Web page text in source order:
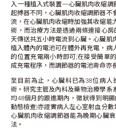
入一種植入式裝置─心臟肌肉收縮調
起搏器不同，心臟肌肉收縮調節器不
流，在心臟肌肉收縮時加強其收縮能
術，而治療方法是透過兩條連接心
天傳送共五小時電流到心臟。心臟肌
植入體內的電池可在體外再充電，病
的位置充電兩小時即可;在接受簡單
成充電程序，而調節器的電池夀命亦
至目前為止，心臟科已為38位病
術。研究主管及內科及藥物治療學系
均48個月的跟進期內，徵狀得到明
動態檢查)亦證實病人左心室射血分數
心臟肌肉收縮調節器能為晚期心臟
法。